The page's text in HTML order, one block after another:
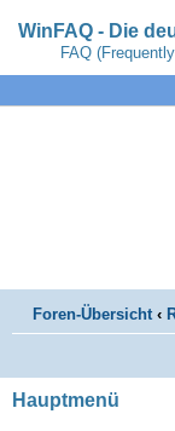
WinFAQ - Die
FAQ
Foren-Übersicht ‹
Hauptmenü